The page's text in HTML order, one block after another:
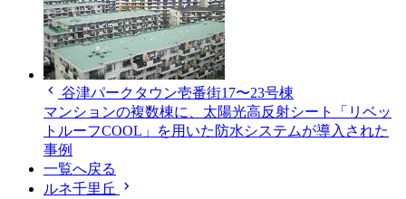
chevron_left 谷津パークタウン壱番街17〜23号棟
マンションの複数棟に、太陽光高反射シート「リベッ
トルーフCOOL」を用いた防水システムが導入された
事例
一覧へ戻る
ルネ千里丘
chevron_right